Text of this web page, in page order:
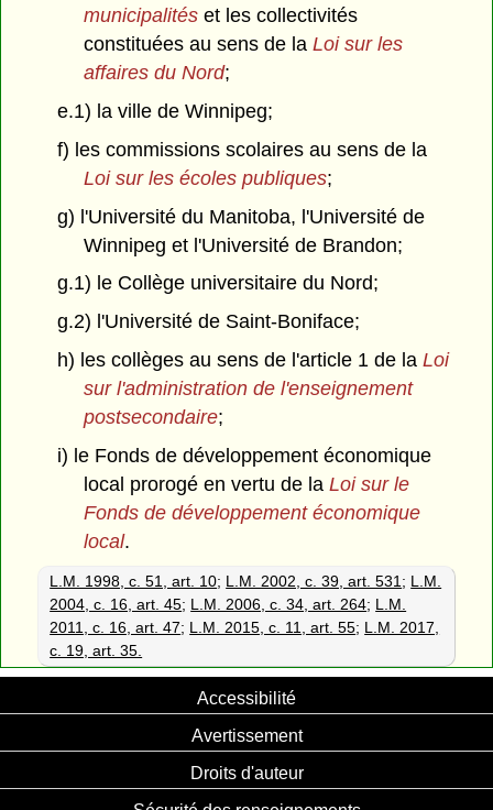
municipalités et les collectivités
constituées au sens de laLoi sur les
affaires du Nord;
e.1) la ville de Winnipeg;
f) les commissions scolaires au sens de la
Loi sur les écoles publiques;
g) l'Université du Manitoba, l'Université de
Winnipeg et l'Université de Brandon;
g.1) le Collège universitaire du Nord;
g.2) l'Université de Saint-Boniface;
h) les collèges au sens de l'article 1 de la Loi
sur l'administration de l'enseignement
postsecondaire;
i) le Fonds de développement économique
local prorogé en vertu de laLoi sur le
Fonds de développement économique
local.
L.M. 1998, c. 51, art. 10; L.M. 2002, c. 39, art. 531 ; L.M.
2004, c. 16, art. 45; L.M. 2006, c. 34, art. 264; L.M.
2011, c. 16, art. 47; L.M. 2015, c. 11, art. 55; L.M. 2017,
c. 19, art. 35.
Accessibilité
Avertissement
Droits d'auteur